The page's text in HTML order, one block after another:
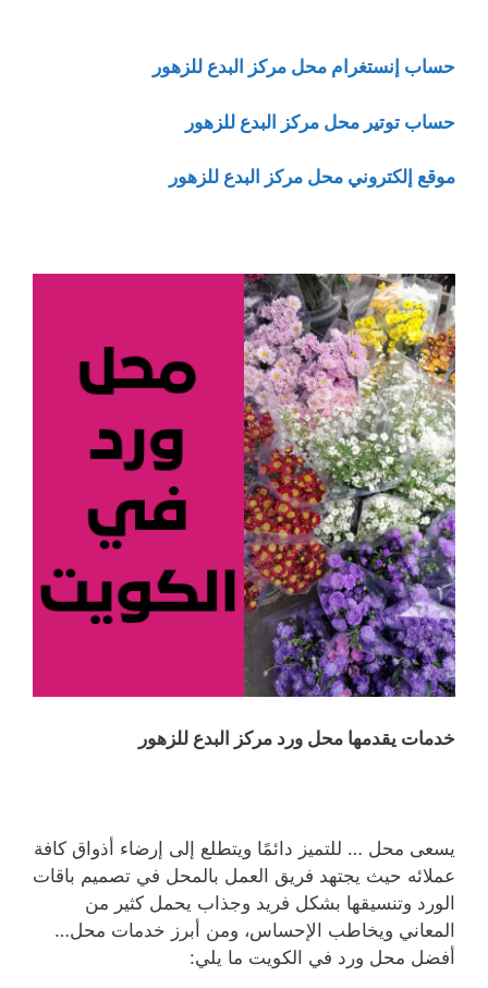
حساب إنستغرام محل مركز البدع للزهور
حساب توتير محل مركز البدع للزهور
موقع إلكتروني محل مركز البدع للزهور
خدمات يقدمها محل ورد مركز البدع للزهور
يسعى محل … للتميز دائمًا ويتطلع إلى إرضاء أذواق كافة
عملائه حيث يجتهد فريق العمل بالمحل في تصميم باقات
الورد وتنسيقها بشكل فريد وجذاب يحمل كثير من
المعاني ويخاطب الإحساس، ومن أبرز خدمات محل…
أفضل محل ورد في الكويت ما يلي: